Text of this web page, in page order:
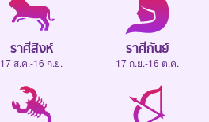
ราศีสิงห์
17 ส.ค.-16 ก.ย.
ราศีกันย์
17 ก.ย.-16 ต.ค.